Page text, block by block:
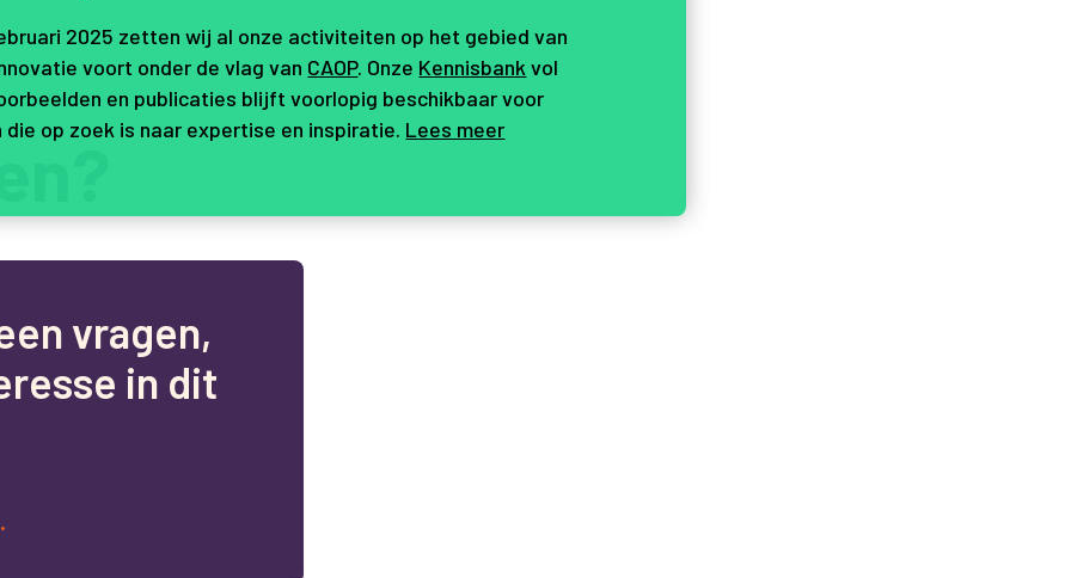
en vragen,
resse in dit
2025 zetten wij al onze activiteiten op het gebied van
voort onder de vlag van CAOP. Onze Kennisbankvol
en publicaties blijft voorlopig beschikbaar voor
die op zoek is naar expertise en inspiratie. Lees meer